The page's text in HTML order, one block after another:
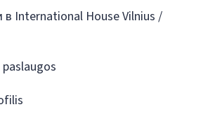
в International House Vilnius /